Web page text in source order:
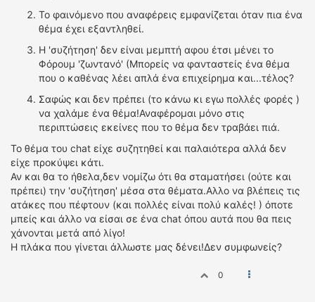
Το φαινόμενο που αναφέρεις εμφανίζεται όταν πια ένα
θέμα έχει εξαντληθεί.
Η 'συζήτηση' δεν είναι μεμπτή αφου έτσι μένει το
Φόρουμ 'ζωντανό' (Μπορείς να φανταστείς ένα θέμα
που ο καθένας λέει απλά ένα επιχείρημα και...τέλος?
Σαφώς και δεν πρέπει (το κάνω κι εγω πολλές φορές )
να χαλάμε ένα θέμα!Αναφέρομαι μόνο στις
περιπτώσεις εκείνες που το θέμα δεν τραβάει πιά.
Το θέμα του chat είχε συζητηθεί και παλαιότερα αλλά δεν
είχε προκύψει κάτι.
Αν και θα το ήθελα,δεν νομίζω ότι θα σταματήσει (ούτε και
πρέπει) την 'συζήτηση' μέσα στα θέματα.Αλλο να βλέπεις τις
ατάκες που πέφτουν (και πολλές είναι πολύ καλές! ) όποτε
μπείς και άλλο να είσαι σε ένα chat όπου αυτά που θα πεις
χάνονται μετά από λίγο!
Η πλάκα που γίνεται άλλωστε μας δένει!Δεν συμφωνείς?
0
ΕΠΙΚΑΙΡΟΤΗΤΑ
ΑΓΩΝΕΣ
CLASSIC
ΑΡΧΕΙΟ ΤΕΥΧΩΝ